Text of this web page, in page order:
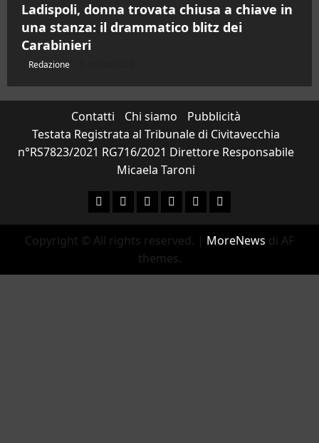
Ladispoli, donna trovata chiusa a chiave in
una stanza: il drammatico blitz dei
Carabinieri
Redazione
Contatti Chi siamo
Pubblicità
Testata Registrata al Tribunale di Civitavecchia
n°RS7823/2021 RG716/2021 Direttore Responsabile
Micaela Taroni
FacebookInstagram
YouTubeTwitterEmailEnte Parco
Copyright © All rights reserved. | MoreNews di AF
themes.